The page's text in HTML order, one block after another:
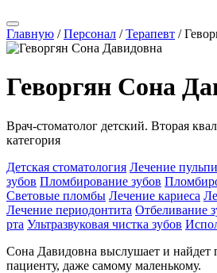
Главную /Персонал /Терапевт /
Геворгян Сона
Врач-стоматолог детский. Вторая
категория
Детская стоматология Лечение
зубов Пломбирование зубов
Световые пломбы Лечение кариеса
Лечение периодонтита Отбеливание
рта Ультразвуковая чистка зубов
Сона Давидовна выслушает и найдет
пациенту, даже самому маленькому.